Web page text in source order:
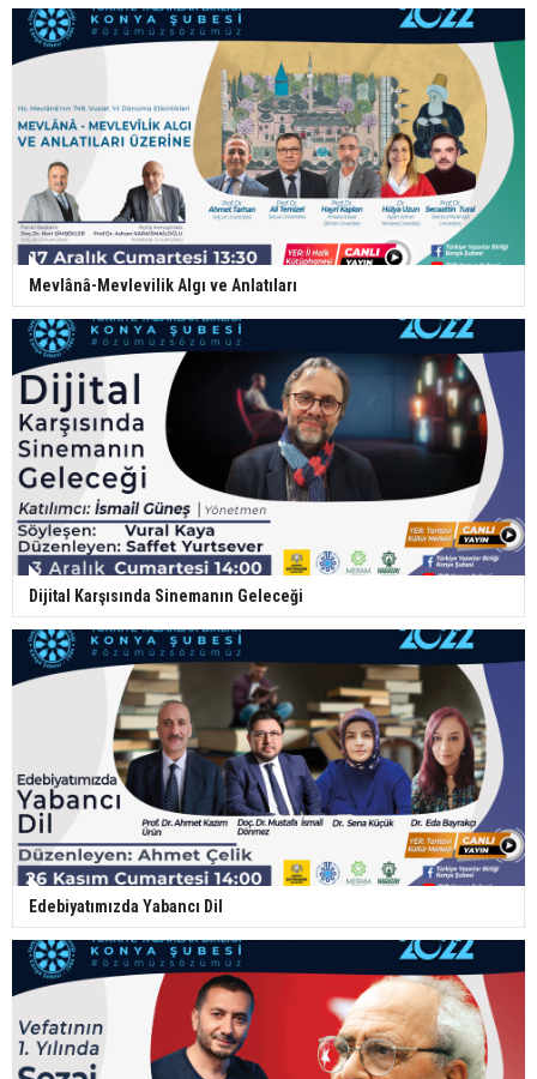
Mevlânâ-Mevlevilik Algı ve Anlatıları
Dijital Karşısında Sinemanın Geleceği
Edebiyatımızda Yabancı Dil